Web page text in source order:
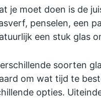
je moet doen is de
penselen, een
een stuk glas
soorten
om wat tijd te
opties.